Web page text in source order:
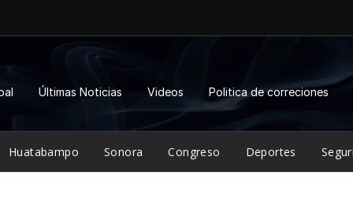
Últimas Noticias Videos Politica de correciones
Huatabampo Sonora Congreso Deportes